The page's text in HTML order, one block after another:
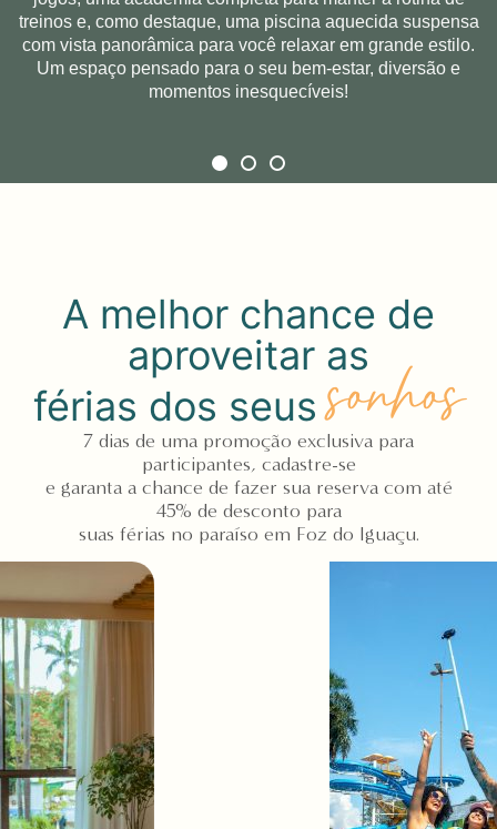
treinos e, como destaque, uma piscina aquecida suspensa
com vista panorâmica para você relaxar em grande estilo.
Um espaço pensado para o seu bem-estar, diversão e
momentos inesquecíveis!
treinos e, como destaque, uma piscina aquecida suspensa
com vista panorâmica para você relaxar em grande estilo.
Um espaço pensado para o seu bem-estar, diversão e
momentos inesquecíveis!
A melhor chance de
aproveitar as
férias dos seussonhos
7 dias de uma promoção exclusiva para
participantes, cadastre-se
e garanta a chance de fazer sua reserva com até
45% de desconto para
suas férias no paraíso em Foz do Iguaçu.